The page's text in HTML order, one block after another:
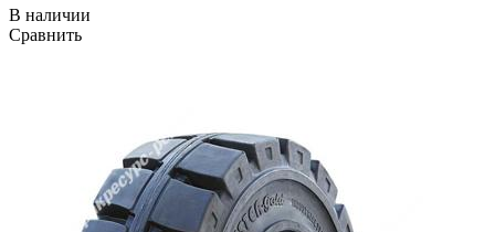
В наличии
Сравнить